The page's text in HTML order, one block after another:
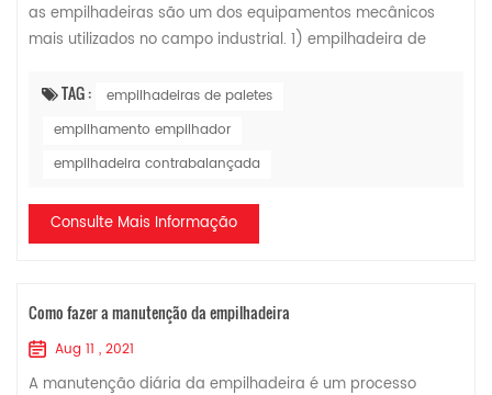
as empilhadeiras são um dos equipamentos mecânicos
mais utilizados no campo industrial. 1) empilhadeira de
contrabalançada 4) empilhadeira de al...
TAG :
empilhadeiras de paletes
empilhamento empilhador
empilhadeira contrabalançada
Consulte Mais Informação
Como fazer a manutenção da empilhadeira
Aug 11 , 2021
A manutenção diária da empilhadeira é um processo